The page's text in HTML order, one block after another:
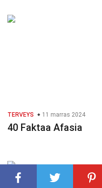
TERVEYS 11 marras 2024
40 Faktaa Afasia